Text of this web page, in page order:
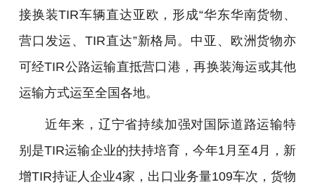
接换装TIR车辆直达亚欧，形成“华东华南货物、
营口发运、TIR直达”新格局。中亚、欧洲货物亦
可经TIR公路运输直抵营口港，再换装海运或其他
运输方式运至全国各地。
近年来，辽宁省持续加强对国际道路运输特
别是TIR运输企业的扶持培育，今年1月至4月，新
增TIR持证人企业4家，出口业务量109车次，货物